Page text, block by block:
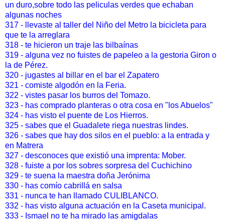
un duro,sobre todo las peliculas verdes que echaban
algunas noches
317 - llevaste al taller del Niño del Metro la bicicleta para
que te la arreglara
318 - te hicieron un traje las bilbaínas
319 - alguna vez no fuistes de papeleo a la gestoria Giron o
la de Pérez.
320 - jugastes al billar en el bar el Zapatero
321 - comiste algodón en la Feria.
322 - vistes pasar los burros del Tomazo.
323 - has comprado planteras o otra cosa en "los Abuelos"
324 - has visto el puente de Los Hierros.
325 - sabes que el Guadalete riega nuestras lindes.
326 - sabes que hay dos silos en el pueblo: a la entrada y
en Matrera
327 - desconoces que existió una imprenta: Mober.
328 - fuiste a por los sobres sorpresa del Cuchichino
329 - te suena la maestra doña Jerónima
330 - has comío cabrillá en salsa
331 - nunca te han llamado CULIBLANCO.
332 - has visto alguna actuación en la Caseta municipal.
333 - Ismael no te ha mirado las amigdalas